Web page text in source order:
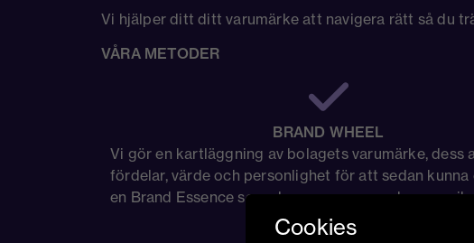
Vi hjälper ditt ditt varumärke att navigera rätt så du
VÅRA METODER
BRAND WHEEL
Vi gör en kartläggning av bolagets varumärke, dess
fördelar, värde och personlighet för att sedan kunna
en Brand Essence som ska genomsyra er
Cookies